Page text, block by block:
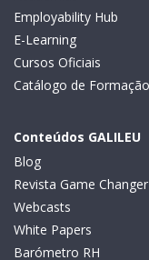
Employability Hub
E-Learning
Cursos Oficiais
Catálogo de Formação
Conteúdos GALILEU
Blog
Revista Game Changer
Webcasts
White Papers
Barómetro RH